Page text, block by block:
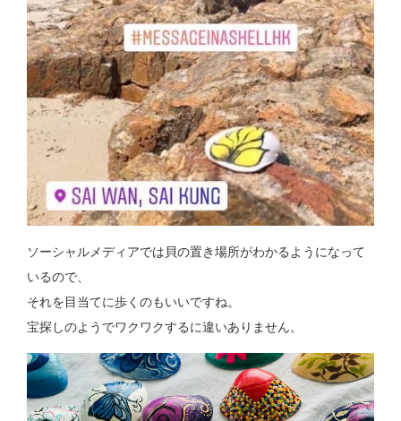
ソーシャルメディアでは貝の置き場所がわかるようになって
いるので、
それを目当てに歩くのもいいですね。
宝探しのようでワクワクするに違いありません。